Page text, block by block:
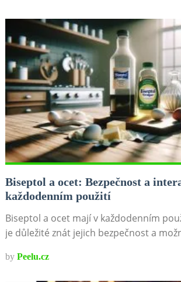
Biseptol a ocet: Bezpečnost a
každodenním použití
Biseptol a ocet mají v každodenním
je důležité znát jejich bezpečnost a
by Peelu.cz